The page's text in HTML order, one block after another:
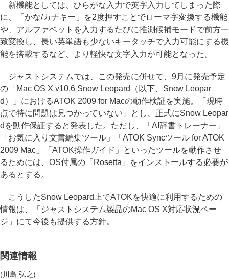
新機能としては、ひらがな入力で英字入力してしまった際
に、「かな/カナキー」を2度押すことでローマ字変換する機能
や、アルファベットを入力するたびに推測候補モードで前方一
致変換し、長い英単語も少ないキータッチで入力可能にする機
能を搭載するなど、より軽快な文字入力が可能となった。
ジャストシステムでは、この発売に併せて、9月に発売予定
の「Mac OS X v10.6 Snow Leopard（以下、Snow Leopar
d）」におけるATOK 2009 for Macの動作検証を実施。「現時
点で特に問題は見つかっていない」とし、正式にSnow Leopar
dを動作保証すると発表した。ただし、「AI辞書トレーナー」
「お気に入り文書編集ツール」「ATOK Syncツール for ATOK
2009 Mac」「ATOK操作ガイド」といったツールを動作させ
るためには、OS付属の「Rosetta」をインストールする必要が
あるとする。
こうしたSnow Leopard上でATOKを快適に利用するための
情報は、「ジャストシステム製品のMac OS X対応状況ペー
ジ」にて今後も提供する方針。
関連情報
(川島 弘之)